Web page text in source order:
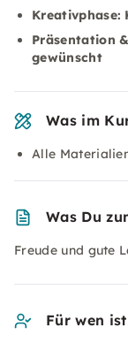
Kreativphase:
Präsentation
gewünscht
Was im
Alle
Was Du
Freude und gute
Für wen